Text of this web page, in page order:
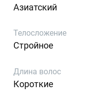
Азиатский
Телосложение
Стройное
Длина волос
Короткие